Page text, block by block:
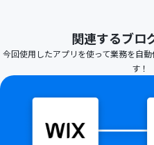
関連するブロ
今回使用したアプリを使って業務を自
す！